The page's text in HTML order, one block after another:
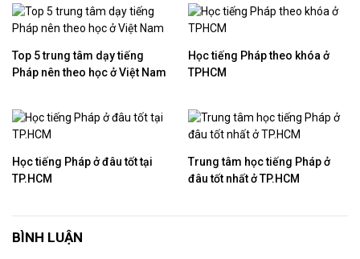
Top 5 trung tâm dạy tiếng
Pháp nên theo học ở Việt Nam
Học tiếng Pháp theo khóa ở
TPHCM
Học tiếng Pháp ở đâu tốt tại
TP.HCM
Trung tâm học tiếng Pháp ở
đâu tốt nhất ở TP.HCM
BÌNH LUẬN